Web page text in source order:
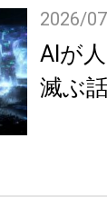
2026/
AIが
滅ぶ